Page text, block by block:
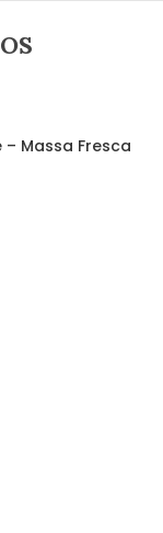
– Massa Fresca